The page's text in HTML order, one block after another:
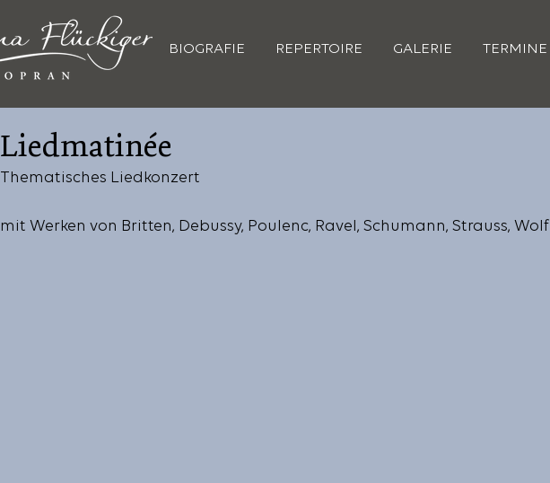
BIOGRAFIE REPERTOIRE GALERIE TERMINE
Liedmatinée
Thematisches Liedkonzert
mit Werken von Britten, Debussy, Poulenc, Ravel, Schumann, Strauss, Wolf